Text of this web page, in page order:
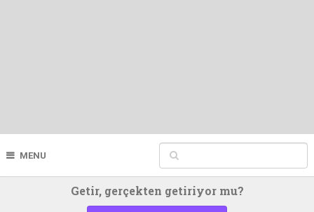
MENU
Getir, gerçekten getiriyor mu?